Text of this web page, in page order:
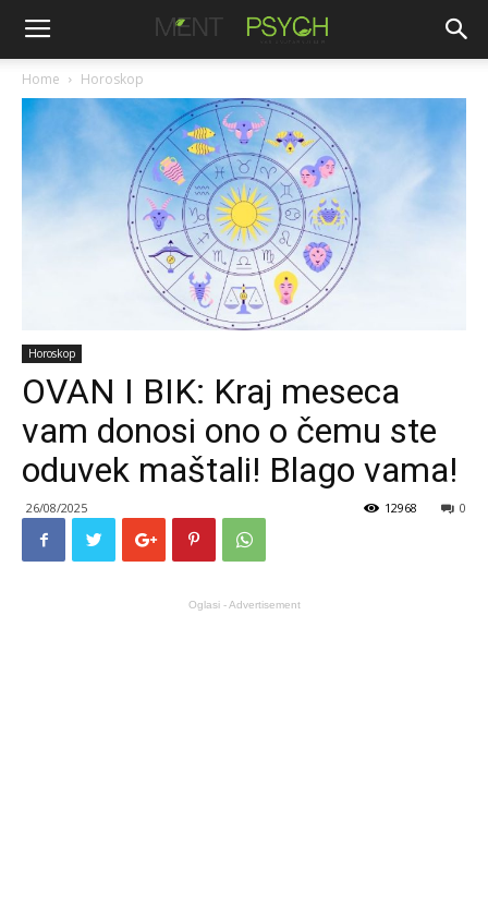
Home Horoskop
Horoskop
OVAN I BIK: Kraj meseca
vam donosi ono o čemu ste
oduvek maštali! Blago vama!
26/08/2025 0
12968
Oglasi - Advertisement